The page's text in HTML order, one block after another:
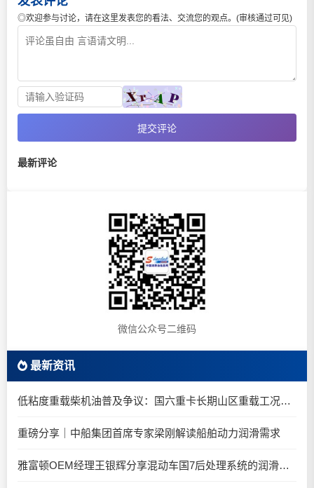
◎欢迎参与讨论，请在这里发表您的看法、交流您的观点。(审核通过可见)
提交评论
最新评论
微信公众号二维码
最新资讯
低粘度重载柴机油普及争议：国六重卡长期山区重载工况是否适合0W-20柴油机油？
重磅分享｜中船集团首席专家梁刚解读船舶动力润滑需求
雅富顿OEM经理王银辉分享混动车国7后处理系统的润滑油要求